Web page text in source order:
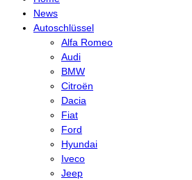
News
Autoschlüssel
Alfa Romeo
Audi
BMW
Citroën
Dacia
Fiat
Ford
Hyundai
Iveco
Jeep